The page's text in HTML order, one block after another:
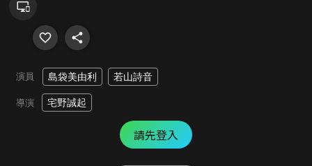
演員 島袋美由利 若山詩音
導演 宅野誠起
請先登入